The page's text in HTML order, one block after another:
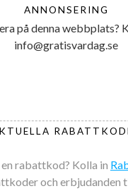
ANNONSERING
på denna webbplats?
info@gratisvardag.se
rabattkod? Kolla in
och erbjudanden